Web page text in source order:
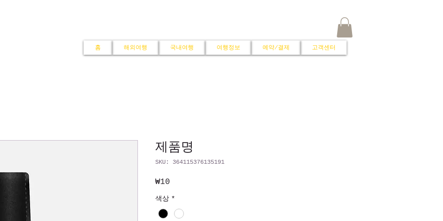
홈 해외여행 국내여행 여행정보 예약/결제 고객센터
제품명
SKU: 364115376135191
₩10
색상 *